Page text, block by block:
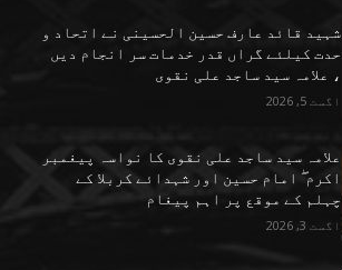
شہید قائد عارف حسین الحسینی نے اتحاد و
حدت کیلئے گراں قدر خدمات سر انجام دیں
، علامہ سید ساجد علی نقوی
اگست 5, 2026
علامہ سید ساجد علی نقوی کا نواسہ پیغمبر
اکرم ۖ امام حسین اور شہدائے کربلا کے
چہلم کے موقع پر اہم پیغام
اگست 3, 2026